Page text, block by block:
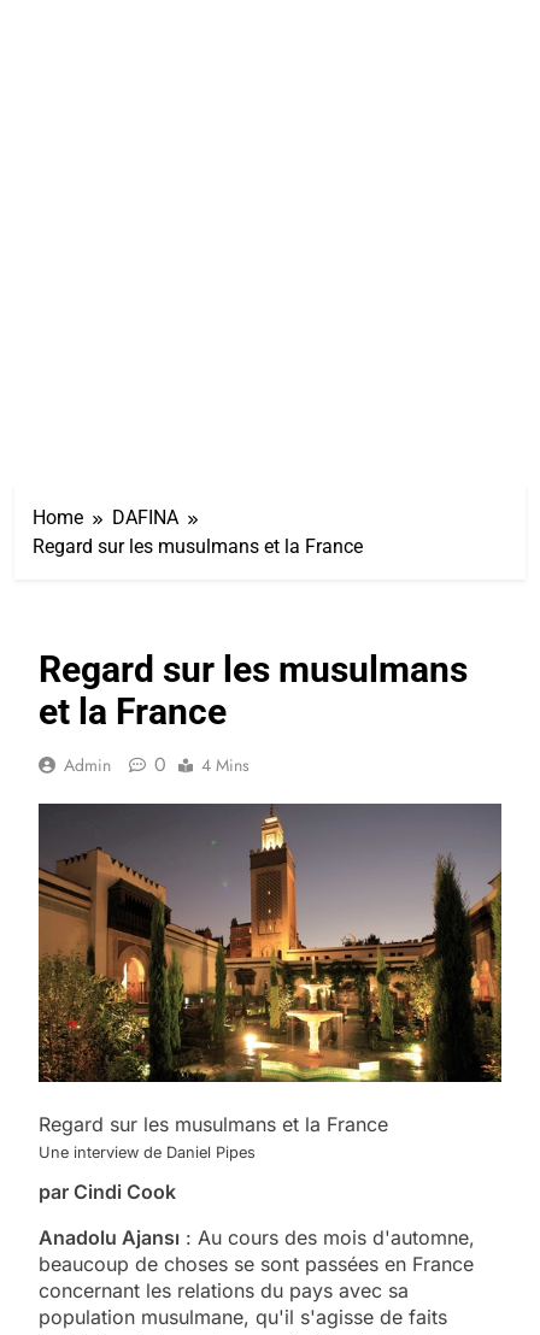
Home
DAFINA
Regard sur les musulmans et la France
Regard sur les musulmans
et la France
Admin 0 4 Mins
Regard sur les musulmans et la France
Une interview de Daniel Pipes
par Cindi Cook
Anadolu Ajansı : Au cours des mois d'automne,
beaucoup de choses se sont passées en France
concernant les relations du pays avec sa
population musulmane, qu'il s'agisse de faits